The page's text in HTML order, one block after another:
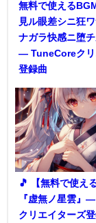
無料で使える
見ル眼差シニ狂
ナガラ快感ニ堕
― TuneCoreクリ
登録曲
🎵 【無料で使え
『虚無ノ星雲』
クリエイターズ